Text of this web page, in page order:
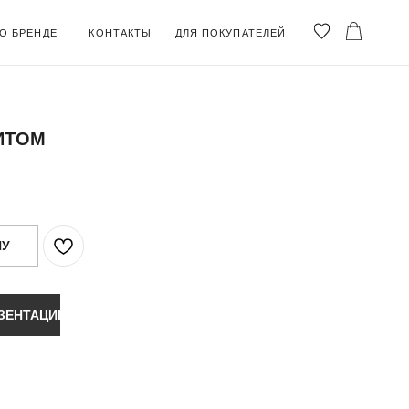
ДЛЯ ПОКУПАТЕЛЕЙ